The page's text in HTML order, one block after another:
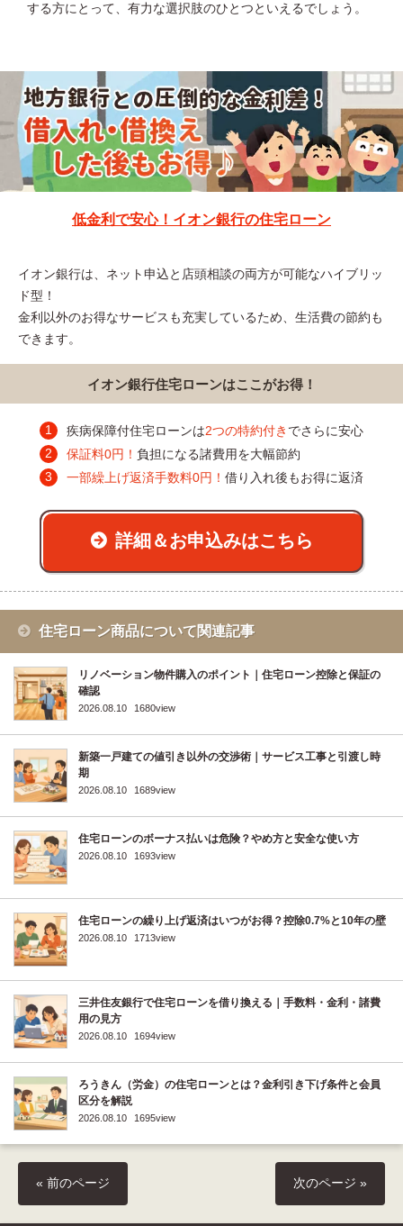
する方にとって、有力な選択肢のひとつといえるでしょう。
低金利で安心！イオン銀行の住宅ローン
イオン銀行は、ネット申込と店頭相談の両方が可能なハイブリッ
ド型！
金利以外のお得なサービスも充実しているため、生活費の節約も
できます。
イオン銀行住宅ローンはここがお得！
疾病保障付住宅ローンは2つの特約付き でさらに安心
保証料0円！ 負担になる諸費用を大幅節約
一部繰上げ返済手数料0円！ 借り入れ後もお得に返済
詳細＆お申込みはこちら
住宅ローン商品について関連記事
リノベーション物件購入のポイント｜住宅ローン控除と保証の
確認
2026.08.10 1680view
新築一戸建ての値引き以外の交渉術｜サービス工事と引渡し時
期
2026.08.10 1689view
住宅ローンのボーナス払いは危険？やめ方と安全な使い方
2026.08.10 1693view
住宅ローンの繰り上げ返済はいつがお得？控除0.7%と10年の壁
2026.08.10 1713view
三井住友銀行で住宅ローンを借り換える｜手数料・金利・諸費
用の見方
2026.08.10 1694view
ろうきん（労金）の住宅ローンとは？金利引き下げ条件と会員
区分を解説
2026.08.10 1695view
« 前のページ 次のページ »